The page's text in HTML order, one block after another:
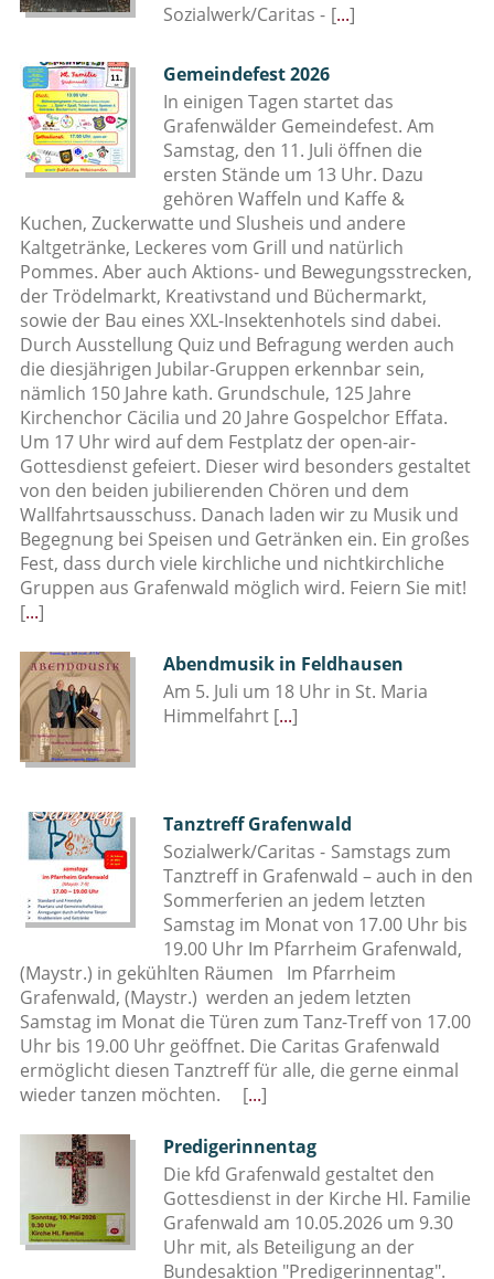
Sozialwerk/Caritas - [...]
Gemeindefest 2026
In einigen Tagen startet das
Grafenwälder Gemeindefest. Am
Samstag, den 11. Juli öffnen die
ersten Stände um 13 Uhr. Dazu
gehören Waffeln und Kaffe &
Kuchen, Zuckerwatte und Slusheis und andere
Kaltgetränke, Leckeres vom Grill und natürlich
Pommes. Aber auch Aktions- und Bewegungsstrecken,
der Trödelmarkt, Kreativstand und Büchermarkt,
sowie der Bau eines XXL-Insektenhotels sind dabei.
Durch Ausstellung Quiz und Befragung werden auch
die diesjährigen Jubilar-Gruppen erkennbar sein,
nämlich 150 Jahre kath. Grundschule, 125 Jahre
Kirchenchor Cäcilia und 20 Jahre Gospelchor Effata.
Um 17 Uhr wird auf dem Festplatz der open-air-
Gottesdienst gefeiert. Dieser wird besonders gestaltet
von den beiden jubilierenden Chören und dem
Wallfahrtsausschuss. Danach laden wir zu Musik und
Begegnung bei Speisen und Getränken ein. Ein großes
Fest, dass durch viele kirchliche und nichtkirchliche
Gruppen aus Grafenwald möglich wird. Feiern Sie mit!
[...]
Abendmusik in Feldhausen
Am 5. Juli um 18 Uhr in St. Maria
Himmelfahrt [...]
Tanztreff Grafenwald
Sozialwerk/Caritas - Samstags zum
Tanztreff in Grafenwald – auch in den
Sommerferien an jedem letzten
Samstag im Monat von 17.00 Uhr bis
19.00 Uhr Im Pfarrheim Grafenwald,
(Maystr.) in gekühlten Räumen Im Pfarrheim
Grafenwald, (Maystr.) werden an jedem letzten
Samstag im Monat die Türen zum Tanz-Treff von 17.00
Uhr bis 19.00 Uhr geöffnet. Die Caritas Grafenwald
ermöglicht diesen Tanztreff für alle, die gerne einmal
wieder tanzen möchten. [...]
Predigerinnentag
Die kfd Grafenwald gestaltet den
Gottesdienst in der Kirche Hl. Familie
Grafenwald am 10.05.2026 um 9.30
Uhr mit, als Beteiligung an der
Bundesaktion "Predigerinnentag".